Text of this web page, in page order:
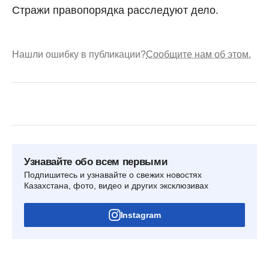
Стражи правопорядка расследуют дело.
Нашли ошибку в публикации?Сообщите нам об этом.
Узнавайте обо всем первыми
Подпишитесь и узнавайте о свежих новостях
Казахстана, фото, видео и других эксклюзивах
Instagram